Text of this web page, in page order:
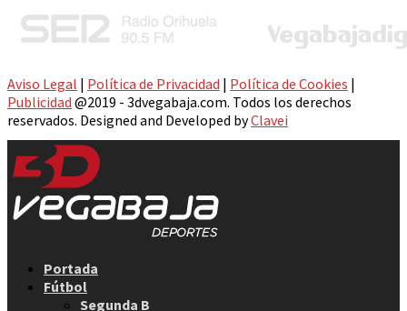
Aviso Legal | Política de Privacidad | Política de Cookies |
Publicidad @2019 - 3dvegabaja.com. Todos los derechos
reservados. Designed and Developed byClavei
Portada
Fútbol
Segunda B